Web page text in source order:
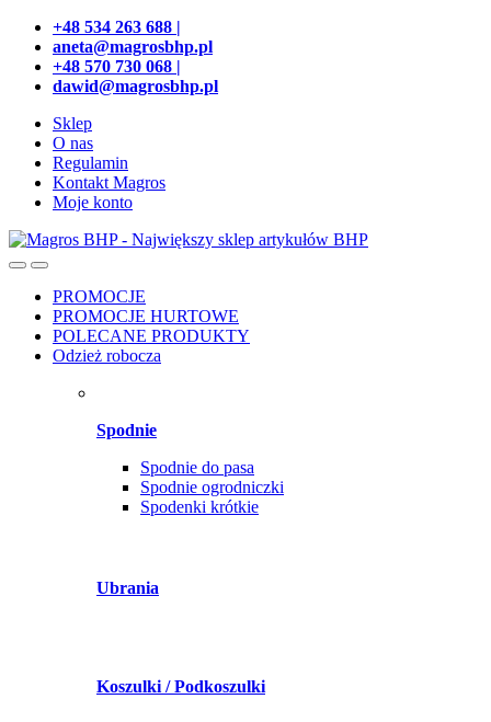
Przejdź
nawigacji
Przeskocz
treści
+48 534 263 688 |
aneta@magrosbhp.pl
+48 570 730 068 |
dawid@magrosbhp.pl
Sklep
O nas
Regulamin
Kontakt Magros
Moje konto
PROMOCJE
PROMOCJE HURTOWE
POLECANE PRODUKTY
Odzież robocza
Spodnie
Spodnie do pasa
Spodnie ogrodniczki
Spodenki krótkie
Ubrania
Koszulki / Podkoszulki